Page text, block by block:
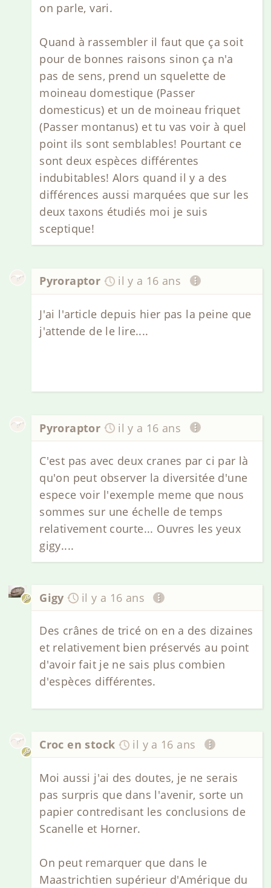
on parle, vari.
Quand à rassembler il faut que ça soit
pour de bonnes raisons sinon ça n'a
pas de sens, prend un squelette de
moineau domestique (Passer
domesticus) et un de moineau friquet
(Passer montanus) et tu vas voir à quel
point ils sont semblables! Pourtant ce
sont deux espèces différentes
indubitables! Alors quand il y a des
différences aussi marquées que sur les
deux taxons étudiés moi je suis
sceptique!
Pyroraptor il y a 16 ans
J'ai l'article depuis hier pas la peine que
j'attende de le lire....
Pyroraptor il y a 16 ans
C'est pas avec deux cranes par ci par là
qu'on peut observer la diversitée d'une
espece voir l'exemple meme que nous
sommes sur une échelle de temps
relativement courte... Ouvres les yeux
gigy....
Gigy il y a 16 ans
Des crânes de tricé on en a des dizaines
et relativement bien préservés au point
d'avoir fait je ne sais plus combien
d'espèces différentes.
Croc en stock il y a 16 ans
Moi aussi j'ai des doutes, je ne serais
pas surpris que dans l'avenir, sorte un
papier contredisant les conclusions de
Scanelle et Horner.
On peut remarquer que dans le
Maastrichtien supérieur d'Amérique du